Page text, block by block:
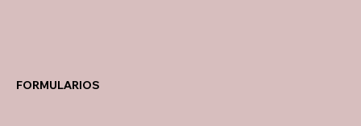
FORMULARIOS